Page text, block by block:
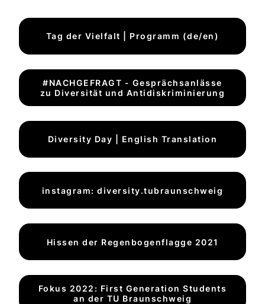
Tag der Vielfalt | Programm (de/en)
#NACHGEFRAGT - Gesprächsanlässe
zu Diversität und Antidiskriminierung
Diversity Day | English Translation
instagram: diversity.tubraunschweig
Hissen der Regenbogenflagge 2021
Fokus 2022: First Generation Students
an der TU Braunschweig